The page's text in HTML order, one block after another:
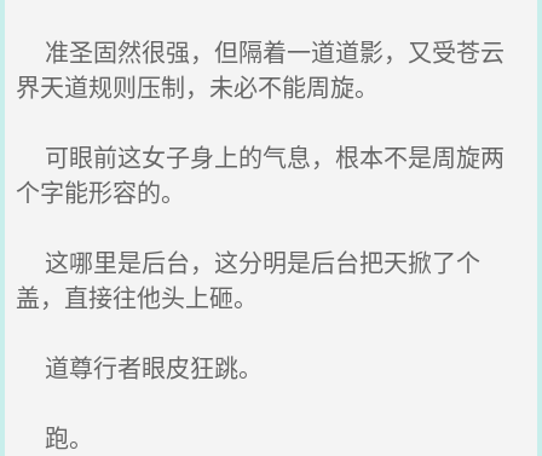
准圣固然很强，但隔着一道道影，又受苍云
界天道规则压制，未必不能周旋。
可眼前这女子身上的气息，根本不是周旋两
个字能形容的。
这哪里是后台，这分明是后台把天掀了个
盖，直接往他头上砸。
道尊行者眼皮狂跳。
跑。